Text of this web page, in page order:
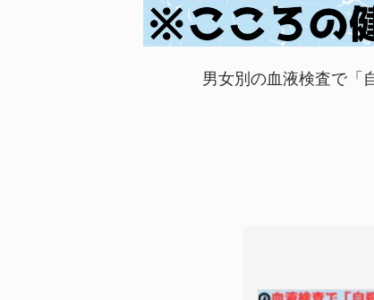
男女別の血液検査で「